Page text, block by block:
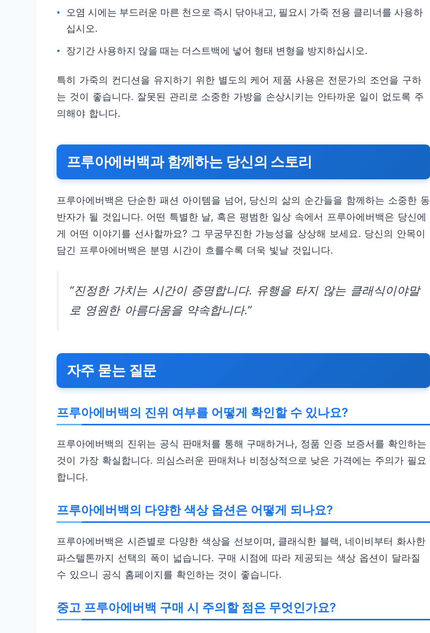
오염 시에는 부드러운 마른 천으로 즉시 닦아내고, 필요시 가죽 전용 클리너를 사용하
십시오.
장기간 사용하지 않을 때는 더스트백에 넣어 형태 변형을 방지하십시오.
특히 가죽의 컨디션을 유지하기 위한 별도의 케어 제품 사용은 전문가의 조언을 구하
는 것이 좋습니다. 잘못된 관리로 소중한 가방을 손상시키는 안타까운 일이 없도록 주
의해야 합니다.
프루아에버백과 함께하는 당신의 스토리
프루아에버백은 단순한 패션 아이템을 넘어, 당신의 삶의 순간들을 함께하는 소중한 동
반자가 될 것입니다. 어떤 특별한 날, 혹은 평범한 일상 속에서 프루아에버백은 당신에
게 어떤 이야기를 선사할까요? 그 무궁무진한 가능성을 상상해 보세요. 당신의 안목이
담긴 프루아에버백은 분명 시간이 흐를수록 더욱 빛날 것입니다.
“진정한 가치는 시간이 증명합니다. 유행을 타지 않는 클래식이야말
로 영원한 아름다움을 약속합니다.”
자주 묻는 질문
프루아에버백의 진위 여부를 어떻게 확인할 수 있나요?
프루아에버백의 진위는 공식 판매처를 통해 구매하거나, 정품 인증 보증서를 확인하는
것이 가장 확실합니다. 의심스러운 판매처나 비정상적으로 낮은 가격에는 주의가 필요
합니다.
프루아에버백의 다양한 색상 옵션은 어떻게 되나요?
프루아에버백은 시즌별로 다양한 색상을 선보이며, 클래식한 블랙, 네이비부터 화사한
파스텔톤까지 선택의 폭이 넓습니다. 구매 시점에 따라 제공되는 색상 옵션이 달라질
수 있으니 공식 홈페이지를 확인하는 것이 좋습니다.
중고 프루아에버백 구매 시 주의할 점은 무엇인가요?